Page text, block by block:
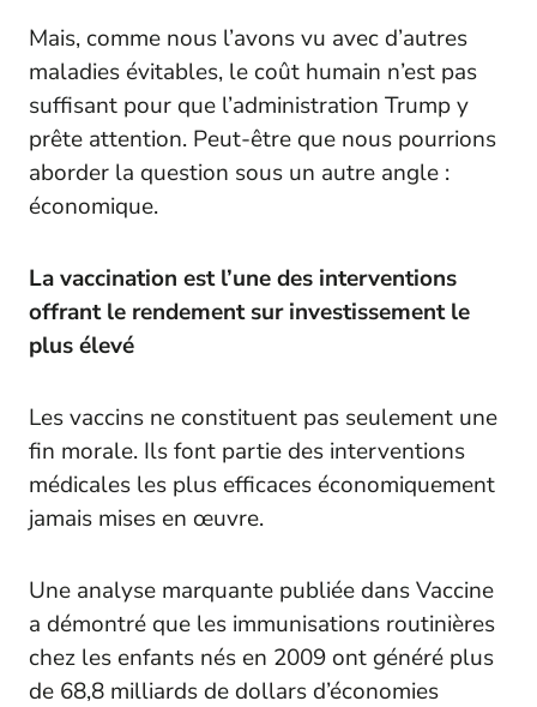
Mais, comme nous l’avons vu avec d’autres
maladies évitables, le coût humain n’est pas
suffisant pour que l’administration Trump y
prête attention. Peut-être que nous pourrions
aborder la question sous un autre angle :
économique.
La vaccination est l’une des interventions
offrant le rendement sur investissement le
plus élevé
Les vaccins ne constituent pas seulement une
fin morale. Ils font partie des interventions
médicales les plus efficaces économiquement
jamais mises en œuvre.
Une analyse marquante publiée dansVaccine
a démontré que les immunisations routinières
chez les enfants nés en 2009 ont généré plus
de 68,8 milliards de dollars d’économies